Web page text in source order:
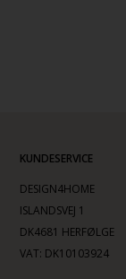
KUNDESERVICE
DESIGN4HOME
ISLANDSVEJ 1
DK4681 HERFØLGE
VAT: DK10103924